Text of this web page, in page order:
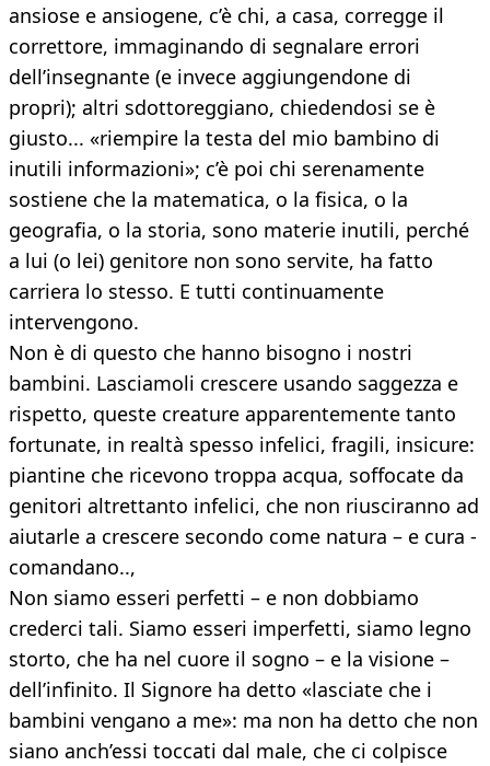
ansiose e ansiogene, c’è chi, a casa, corregge il
correttore, immaginando di segnalare errori
dell’insegnante (e invece aggiungendone di
propri); altri sdottoreggiano, chiedendosi se è
giusto... «riempire la testa del mio bambino di
inutili informazioni»; c’è poi chi serenamente
sostiene che la matematica, o la fisica, o la
geografia, o la storia, sono materie inutili, perché
a lui (o lei) genitore non sono servite, ha fatto
carriera lo stesso. E tutti continuamente
intervengono.
Non è di questo che hanno bisogno i nostri
bambini. Lasciamoli crescere usando saggezza e
rispetto, queste creature apparentemente tanto
fortunate, in realtà spesso infelici, fragili, insicure:
piantine che ricevono troppa acqua, soffocate da
genitori altrettanto infelici, che non riusciranno ad
aiutarle a crescere secondo come natura – e cura -
comandano..,
Non siamo esseri perfetti – e non dobbiamo
crederci tali. Siamo esseri imperfetti, siamo legno
storto, che ha nel cuore il sogno – e la visione –
dell’infinito. Il Signore ha detto «lasciate che i
bambini vengano a me»: ma non ha detto che non
siano anch’essi toccati dal male, che ci colpisce